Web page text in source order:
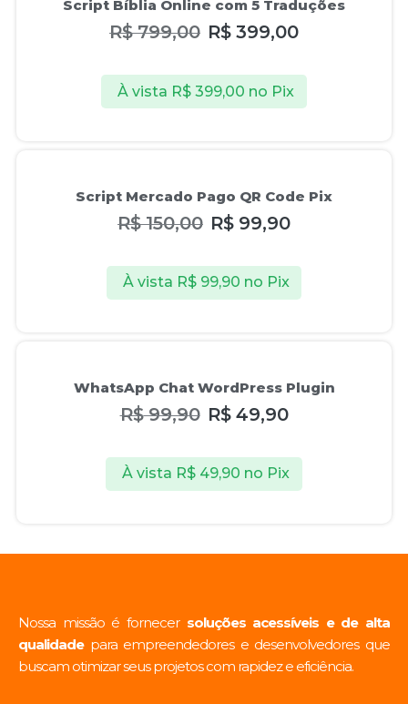
Script Bíblia Online com 5 Traduções
R$799,00 R$ 399,00
À vista R$ 399,00 no Pix
Script Mercado Pago QR Code Pix
R$150,00 R$ 99,90
À vista R$99,90 no Pix
WhatsApp Chat WordPress Plugin
R$99,90 R$49,90
À vista R$ 49,90 no Pix
Nossa missão é fornecer soluções acessíveis e de alta
qualidadepara empreendedores e desenvolvedores que
buscam otimizar seus projetos com rapidez e eficiência.